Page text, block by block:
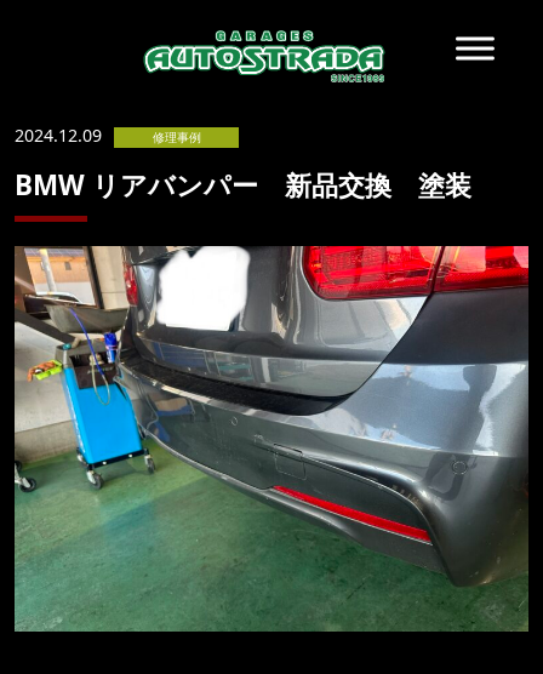
2024.12.09 修理事例
BMW リアバンパー 新品交換 塗装